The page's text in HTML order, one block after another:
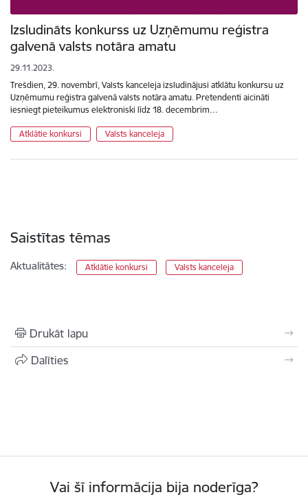
Izsludināts konkurss uz Uzņēmumu reģistra
galvenā valsts notāra amatu
29.11.2023.
Trešdien, 29. novembrī, Valsts kanceleja izsludinājusi atklātu konkursu uz
Uzņēmumu reģistra galvenā valsts notāra amatu. Pretendenti aicināti
iesniegt pieteikumus elektroniski līdz 18. decembrim…
Atklātie konkursi Valsts kanceleja
Saistītas tēmas
Aktualitātes: Atklātie konkursi Valsts kanceleja
Drukāt lapu
Dalīties
Vai šī informācija bija noderīga?